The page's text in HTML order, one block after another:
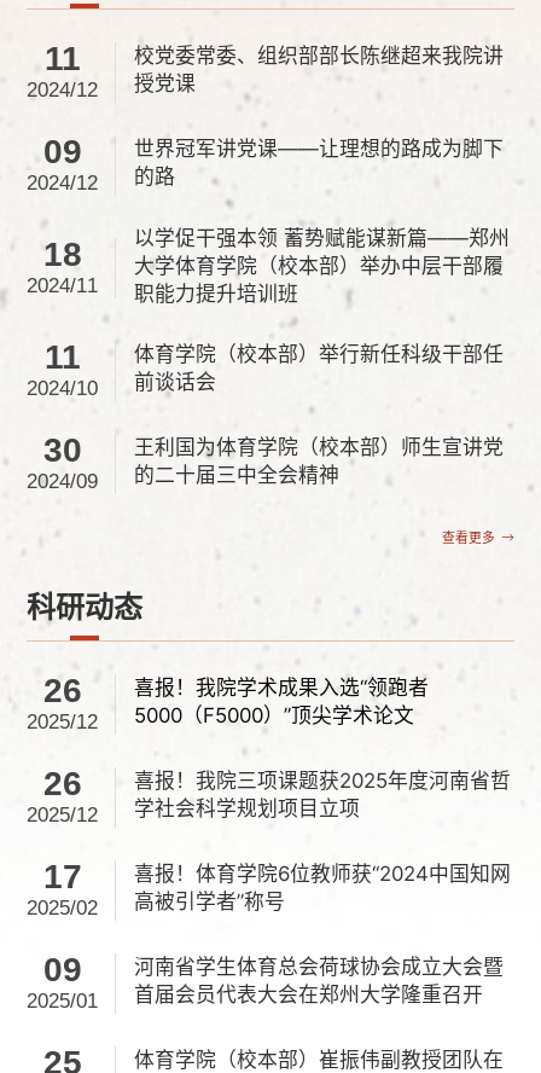
11
2024/12
校党委常委、组织部部长陈继超来我院讲
授党课
09
2024/12
世界冠军讲党课——让理想的路成为脚下
的路
18
2024/11
以学促干强本领 蓄势赋能谋新篇——郑州
大学体育学院（校本部）举办中层干部履
职能力提升培训班
11
2024/10
体育学院（校本部）举行新任科级干部任
前谈话会
30
2024/09
王利国为体育学院（校本部）师生宣讲党
的二十届三中全会精神
查看更多
科研动态
26
2025/12
喜报！我院学术成果入选“领跑者
5000（F5000）”顶尖学术论文
26
2025/12
喜报！我院三项课题获2025年度河南省哲
学社会科学规划项目立项
17
2025/02
喜报！体育学院6位教师获“2024中国知网
高被引学者”称号
09
2025/01
河南省学生体育总会荷球协会成立大会暨
首届会员代表大会在郑州大学隆重召开
25 体育学院（校本部）崔振伟副教授团队在